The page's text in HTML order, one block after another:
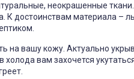
с круглой
трикотаж
-тканина
яка гарно лягла на
Однако ставлю
неокрашенные
К достоинствам материала –
на вашу кожу. Актуально
вам захочется